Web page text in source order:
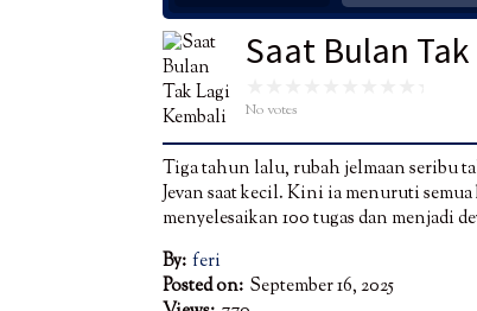
Saat Bulan
No votes
Tiga tahun lalu, rubah jelmaan seribu
Jevan saat kecil. Kini ia menuruti
menyelesaikan 100 tugas dan menjadi
By: feri
Posted on: September 16, 2025